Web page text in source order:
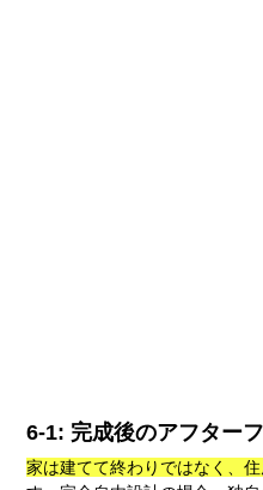
6-1: 完成後のアフター
家は建てて終わりではなく、